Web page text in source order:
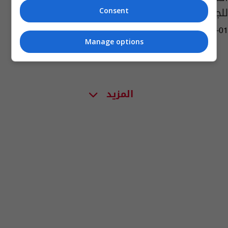
للجمناستك بتونس
01:56 | 2019-11-01
المزيد
Consent
Manage options